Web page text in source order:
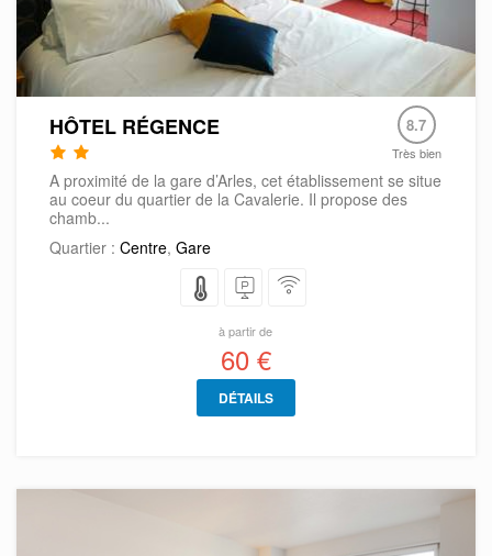
HÔTEL RÉGENCE 8.7
Très bien
A proximité de la gare d’Arles, cet établissement se situe
au coeur du quartier de la Cavalerie. Il propose des
chamb...
Quartier : Centre, Gare
à partir de
60 €
DÉTAILS